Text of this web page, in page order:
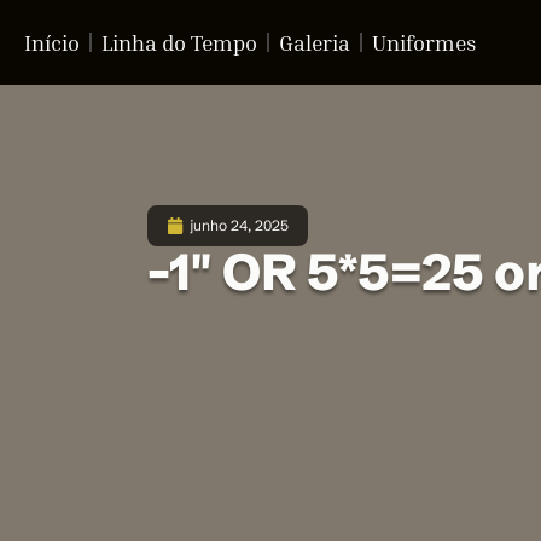
Início Linha do Tempo Galeria Uniformes
junho 24, 2025
-1″ OR 5*5=25